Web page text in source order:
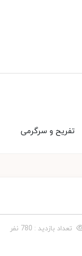
تفریح و سرگرمی
تعداد بازدید : 780 نفر